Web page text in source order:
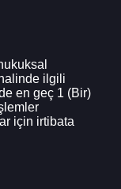
ilgili
en geç 1 (Bir)
için irtibata